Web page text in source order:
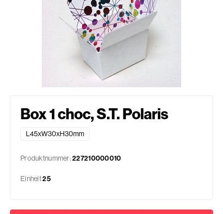
Box 1 choc, S.T. Polaris
L45xW30xH30mm
Produktnummer:227210000010
Einheit25